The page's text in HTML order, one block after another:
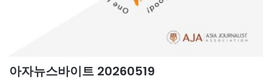
아자뉴스바이트 20260519